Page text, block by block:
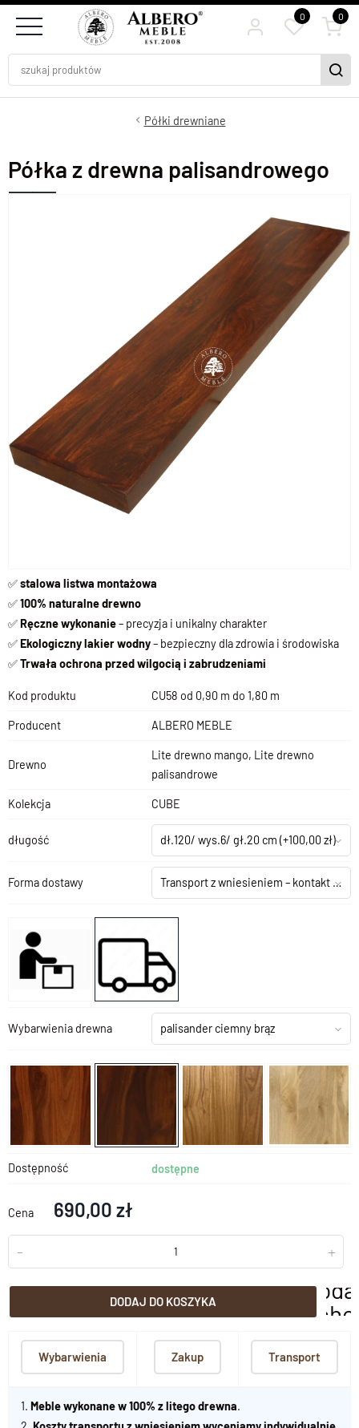
0 0
Półki drewniane
Półka z drewna palisandrowego
✅stalowa listwa montażowa
✅100% naturalne drewno
✅Ręczne wykonanie– precyzja i unikalny charakter
✅Ekologiczny lakier wodny– bezpieczny dla zdrowia i środowiska
✅Trwała ochrona przed wilgocią i zabrudzeniami
Kod produktu CU58 od 0,90 m do 1,80 m
Producent ALBERO MEBLE
Drewno
Lite drewno mango, Lite drewno
palisandrowe
Kolekcja CUBE
długość dł.120/ wys.6/ gł.20 cm (+100,00 zł)
Forma dostawy Transport z wniesieniem – kontakt z salonem
Wybarwienia drewna palisander ciemny brąz
Dostępność dostępne
Cena 690,00 zł
- +
DODAJ DO KOSZYKA
Wybarwienia Zakup Transport
1. Meble wykonane w 100% z litego drewna.